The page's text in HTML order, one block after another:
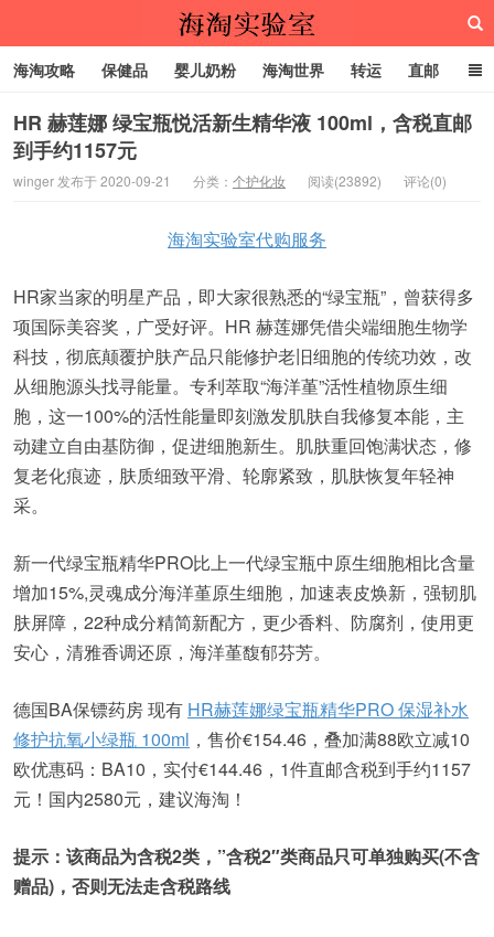
海淘实验室
海淘攻略 保健品 婴儿奶粉 海淘世界 转运 直邮
代购服务
HR 赫莲娜 绿宝瓶悦活新生精华液 100ml，含税直邮
到手约1157元
winger 发布于 2020-09-21 分类： 个护化妆 阅读(23892) 评论(0)
海淘实验室代购服务
HR家当家的明星产品，即大家很熟悉的“绿宝瓶”，曾获得多
项国际美容奖，广受好评。HR 赫莲娜凭借尖端细胞生物学
科技，彻底颠覆护肤产品只能修护老旧细胞的传统功效，改
从细胞源头找寻能量。专利萃取“海洋堇”活性植物原生细
胞，这一100%的活性能量即刻激发肌肤自我修复本能，主
动建立自由基防御，促进细胞新生。肌肤重回饱满状态，修
复老化痕迹，肤质细致平滑、轮廓紧致，肌肤恢复年轻神
采。
新一代绿宝瓶精华PRO比上一代绿宝瓶中原生细胞相比含量
增加15%,灵魂成分海洋堇原生细胞，加速表皮焕新，强韧肌
肤屏障，22种成分精简新配方，更少香料、防腐剂，使用更
安心，清雅香调还原，海洋堇馥郁芬芳。
德国BA保镖药房 现有 HR赫莲娜绿宝瓶精华PRO 保湿补水
修护抗氧小绿瓶 100ml ，售价€154.46，叠加满88欧立减10
欧优惠码：BA10，实付€144.46，1件直邮含税到手约1157
元！国内2580元，建议海淘！
提示：该商品为含税2类，”含税2″类商品只可单独购买(不含
赠品)，否则无法走含税路线